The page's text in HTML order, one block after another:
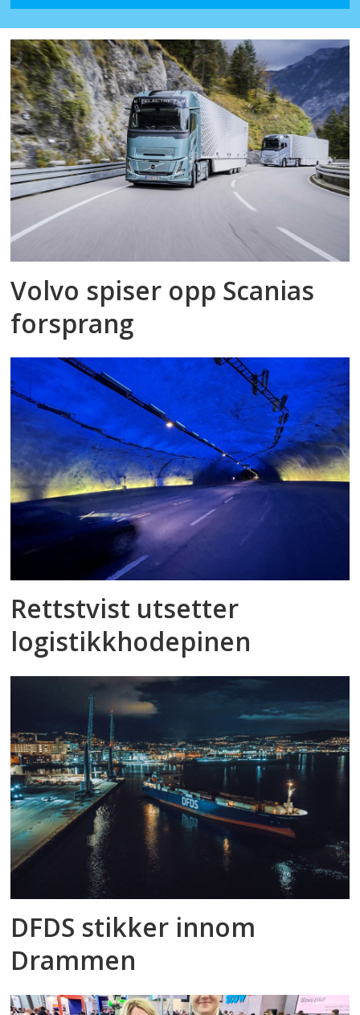
Volvo spiser opp Scanias
forsprang
Rettstvist utsetter
logistikkhodepinen
DFDS stikker innom
Drammen